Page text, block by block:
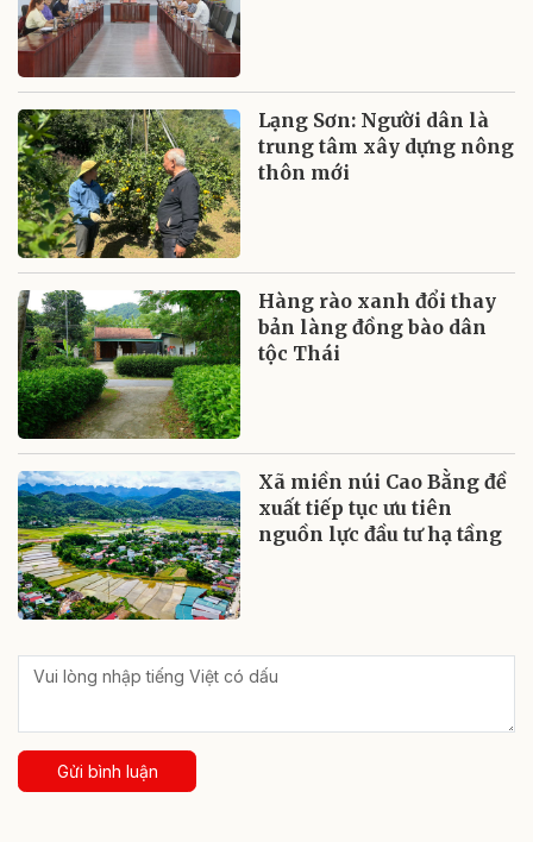
Lạng Sơn: Người dân là
trung tâm xây dựng nông
thôn mới
Hàng rào xanh đổi thay
bản làng đồng bào dân
tộc Thái
Xã miền núi Cao Bằng đề
xuất tiếp tục ưu tiên
nguồn lực đầu tư hạ tầng
Gửi bình luận